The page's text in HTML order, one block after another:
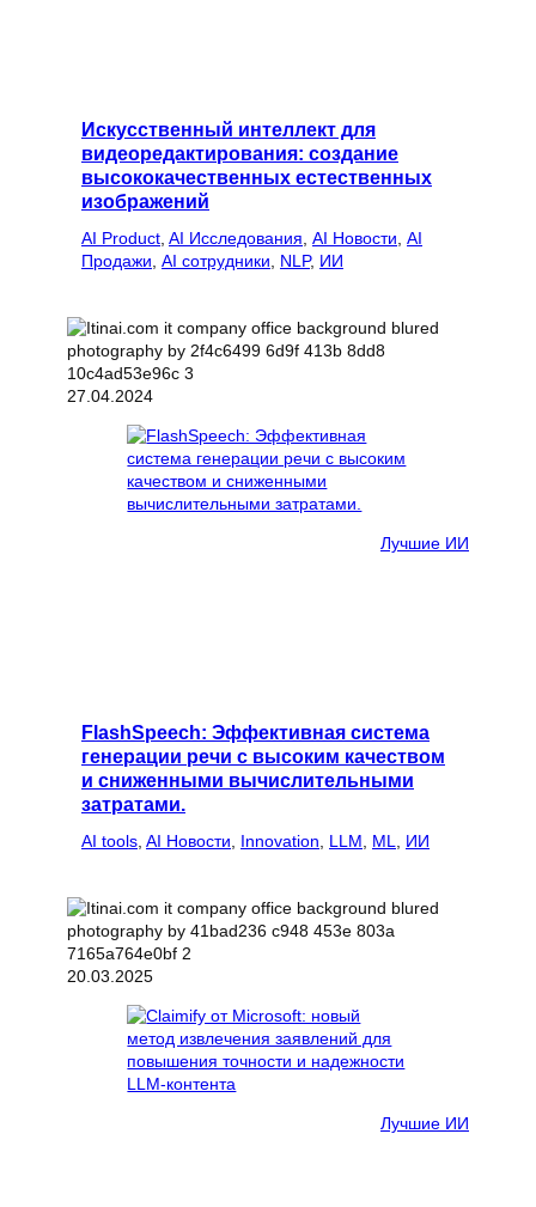
Искусственный интеллект для
видеоредактирования: создание
высококачественных естественных
изображений
AI Product AI Исследования AI Новости AI
Продажи AI сотрудники NLP, ИИ
27.04.2024
Лучшие ИИ
FlashSpeech: Эффективная система
генерации речи с высоким качеством
и сниженными вычислительными
затратами.
AI tools AI Новости Innovation LLM ML ИИ
20.03.2025
Лучшие ИИ